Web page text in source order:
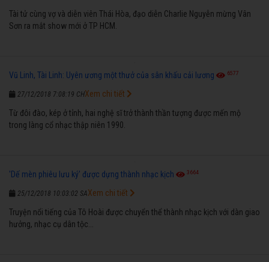
Tài tử cùng vợ và diễn viên Thái Hòa, đạo diễn Charlie Nguyễn mừng Vân
Sơn ra mắt show mới ở TP HCM.
Vũ Linh, Tài Linh: Uyên ương một thưở của sân khấu cải lương 6577
27/12/2018 7:08:19 CH
Từ đôi đào, kép ở tỉnh, hai nghệ sĩ trở thành thần tượng được mến mộ
trong làng cổ nhạc thập niên 1990.
Xem chi tiết
'Dế mèn phiêu lưu ký' được dựng thành nhạc kịch 3664
25/12/2018 10:03:02 SA
Truyện nổi tiếng của Tô Hoài được chuyển thể thành nhạc kịch với dàn giao
hưởng, nhạc cụ dân tộc...
Xem chi tiết